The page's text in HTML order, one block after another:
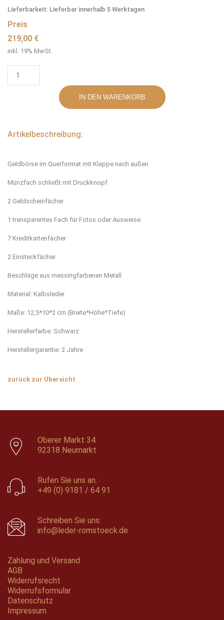
Lieferbarkeit: Lieferbar innerhalb 5 Werktagen
Preis
219,00 €
inkl. 19% MwSt.
Artikelbeschreibung:
Geldbörse im Querformat mit Klappe nach außen
Münzfach schließt mit Druckknopf
2 Geldscheinfächer
1 transparentes Fach für Fotos oder Ausweise
7 Kreditkartenfächer
2 Einsteckfächer
Beschläge aus messingfarbenen Metall
Material: Kalbsleder
Maße: 12,5*10*2 cm (Breite*Höhe*Tiefe)
Herstellerfarbe: Schwarz
Herstellergarantie: 2 Jahre
zurück zur Übersicht
Oberer Markt 34
92318 Neumarkt
Rufen Sie uns an:
+49 (0) 9181 / 64 91
Schreiben Sie uns:
info@leder-romstoeck.de
Zahlung und Versand
AGB
Widerrufsrecht
Widerrufsformular
Datenschutz
Impressum